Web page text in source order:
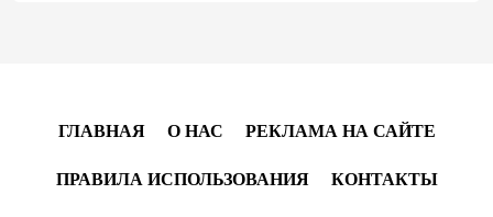
программу "зеленой трансформации"
ГЛАВНАЯ О НАС РЕКЛАМА НА САЙТЕ
ПРАВИЛА ИСПОЛЬЗОВАНИЯ КОНТАКТЫ